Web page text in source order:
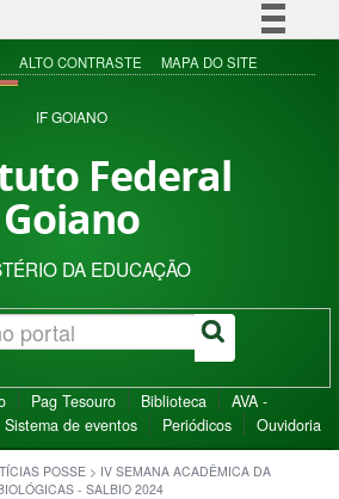
Simplifique!
Acesso à informação
ALTO CONTRASTE MAPA DO SITE
IF GOIANO
Federal
Goiano
DA EDUCAÇÃO
Pag Tesouro Biblioteca
AVA -
Sistema de eventos Periódicos Ouvidoria
POSSE > IV SEMANA ACADÊMICA DA
- SALBIO 2024